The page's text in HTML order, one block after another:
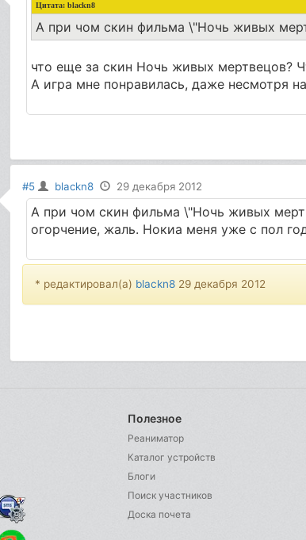
Цитата: blackn8
А при чом скин фильма \"Ночь живых
что еще за скин Ночь живых мертвецов?
А игра мне понравилась, даже несмотря
#5 blackn8 29 декабря 2012
А при чом скин фильма \"Ночь живых
огорчение, жаль. Нокиа меня уже с пол
* редактировал(а) blackn829 декабря 2012
Полезное
Реаниматор
Каталог устройств
Блоги
Поиск участников
Доска почета